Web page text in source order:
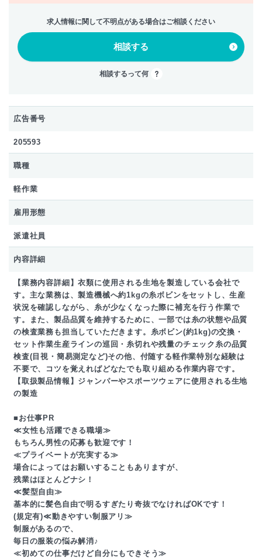
求人情報に関して不明点がある場合はご相談ください
相談する
相談するって何
広告番号
205593
職種
軽作業
雇用形態
派遣社員
内容詳細
【業務内容詳細】衣類に使用される生地を製造している会社で
す。主な業務は、製造機械へ約1kgの糸ボビンをセットし、生産
状況を確認しながら、糸が少なくなった際に補充を行う作業で
す。また、製品品質を維持するために、一部では糸の状態や品質
の検査業務も担当していただきます。糸ボビン(約1kg)の交換・
セット作業生産ラインの巡回・糸切れや残量のチェック糸の品質
検査(目視・簡易測定など)その他、付随する軽作業特別な経験は
不要で、コツを覚えればどなたでも取り組める作業内容です。
【取扱製品情報】ジャンパーやスポーツウェアに使用される生地
の製造
■お仕事PR
≪女性も活躍できる職場≫
もちろん男性の応募も歓迎です！
≪プライベートが充実する≫
場合によってはお願いすることもありますが、
残業はほとんどナシ！
≪髪型自由≫
基本的に髪色自由で明るすぎたり奇抜でなければOKです！
(規定有)≪動きやすい制服アリ≫
制服があるので、
毎日の服装の悩み解消♪
≪初めての仕事だけど自分にもできそう≫